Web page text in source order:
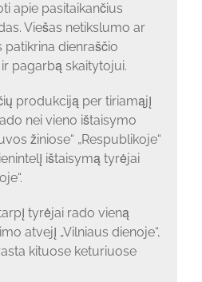
apie pasitaikančius
Viešas netikslumo ar
patikrina dienraščio
pagarbą skaitytojui.
produkciją per tiriamąjį
nei vieno ištaisymo
žiniose“ „Respublikoje“
ištaisymą tyrėjai
tyrėjai rado vieną
atvejį „Vilniaus dienoje“,
kituose keturiuose